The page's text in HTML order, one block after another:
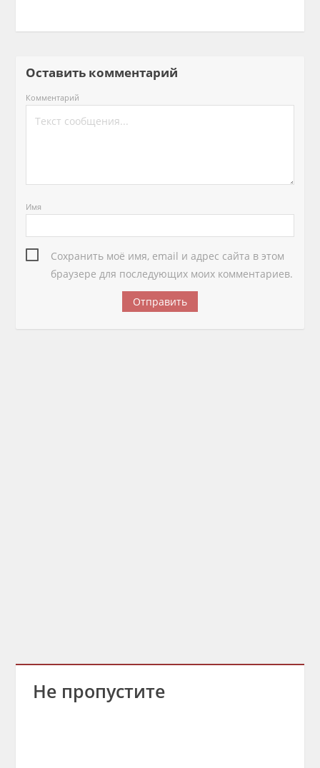
Оставить комментарий
Комментарий
Имя
Сохранить моё имя, email и адрес сайта в этом
браузере для последующих моих комментариев.
Не пропустите